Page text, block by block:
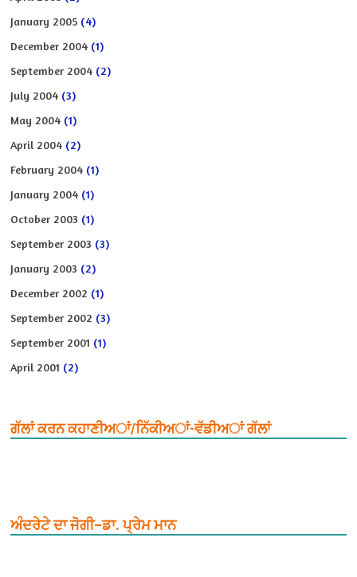
January 2005 (4)
December 2004 (1)
September 2004 (2)
July 2004 (3)
May 2004 (1)
April 2004 (2)
February 2004 (1)
January 2004 (1)
October 2003 (1)
September 2003 (3)
January 2003 (2)
December 2002 (1)
September 2002 (3)
September 2001 (1)
April 2001 (2)
ਗੱਲਾਂ ਕਰਨ ਕਹਾਣੀਅਾਂ/ਨਿੱਕੀਅਾਂ-ਵੱਡੀਅਾਂ ਗੱਲਾਂ
ਅੰਦਰੇਟੇ ਦਾ ਜੋਗੀ–ਡਾ. ਪ੍ਰੇਮ ਮਾਨ